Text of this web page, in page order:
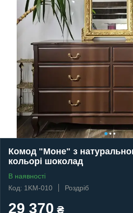
Комод "Моне" з
кольорі шоколад
В наявності
Код: 1KM-010
Роздріб
29 370 ₴